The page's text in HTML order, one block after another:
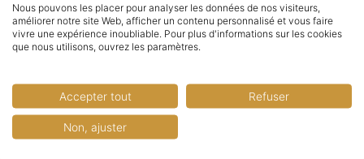
Une comédie délirante qui rappelle au public que l'argent n'est
peut-être pas la priorité, mais que parfois, il faut le perdre
l'amour.
RÉSERVER VOTRE PLACE
Nous pouvons les placer pour analyser les données de nos visiteurs,
améliorer notre site Web, afficher un contenu personnalisé et vous faire
vivre une expérience inoubliable. Pour plus d'informations sur les cookies
que nous utilisons, ouvrez les paramètres.
Accepter tout Refuser
Non, ajuster